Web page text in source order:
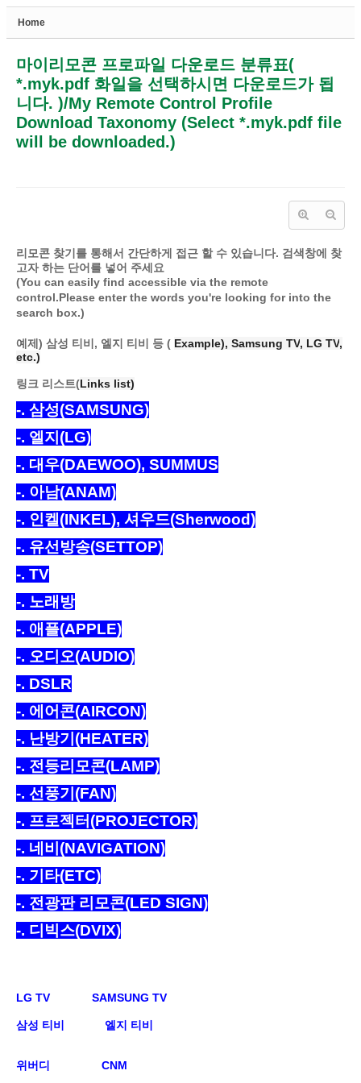
Home
마이리모콘 프로파일 다운로드 분류표(
*.myk.pdf 화일을 선택하시면 다운로드가 됩
니다. )/My Remote Control Profile
Download Taxonomy (Select *.myk.pdf file
will be downloaded.)
리모콘 찾기를 통해서 간단하게 접근 할 수 있습니다. 검색창에 찾
고자 하는 단어를 넣어 주세요
(You can easily find accessible via the remote
control.Please enter the words you're looking for into the
search box.)
예제) 삼성 티비, 엘지 티비 등 ( Example), Samsung TV, LG TV,
etc.)
링크 리스트(Links list)
-. 삼성(SAMSUNG)
-. 엘지(LG)
-. 대우(DAEWOO), SUMMUS
-. 아남(ANAM)
-. 인켈(INKEL), 셔우드(Sherwood)
-. 유선방송(SETTOP)
-. TV
-. 노래방
-. 애플(APPLE)
-. 오디오(AUDIO)
-. DSLR
-. 에어콘(AIRCON)
-. 난방기(HEATER)
-. 전등리모콘(LAMP)
-. 선풍기(FAN)
-. 프로젝터(PROJECTOR)
-. 네비(NAVIGATION)
-. 기타(ETC)
-. 전광판 리모콘(LED SIGN)
-. 디빅스(DVIX)
LG TV SAMSUNG TV
삼성 티비 엘지 티비
위버디 CNM
Sketchbook5, 스케치북5